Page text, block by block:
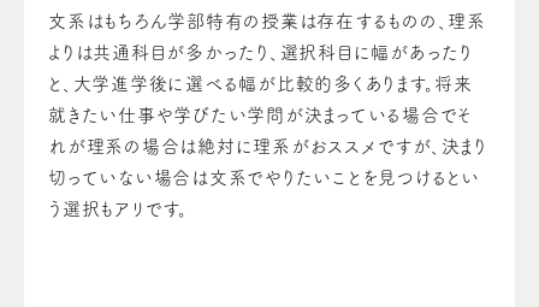
文系はもちろん学部特有の授業は存在するものの、理系
よりは共通科目が多かったり、選択科目に幅があったり
と、大学進学後に選べる幅が比較的多くあります。将来
就きたい仕事や学びたい学問が決まっている場合でそ
れが理系の場合は絶対に理系がおススメですが、決まり
切っていない場合は文系でやりたいことを見つけるとい
う選択もアリです。